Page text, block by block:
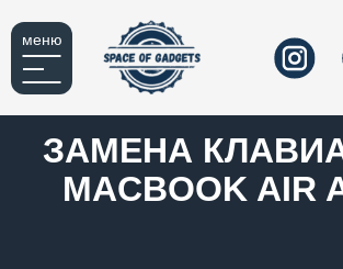
меню
ЗАМЕНА
MACBOOK AIR